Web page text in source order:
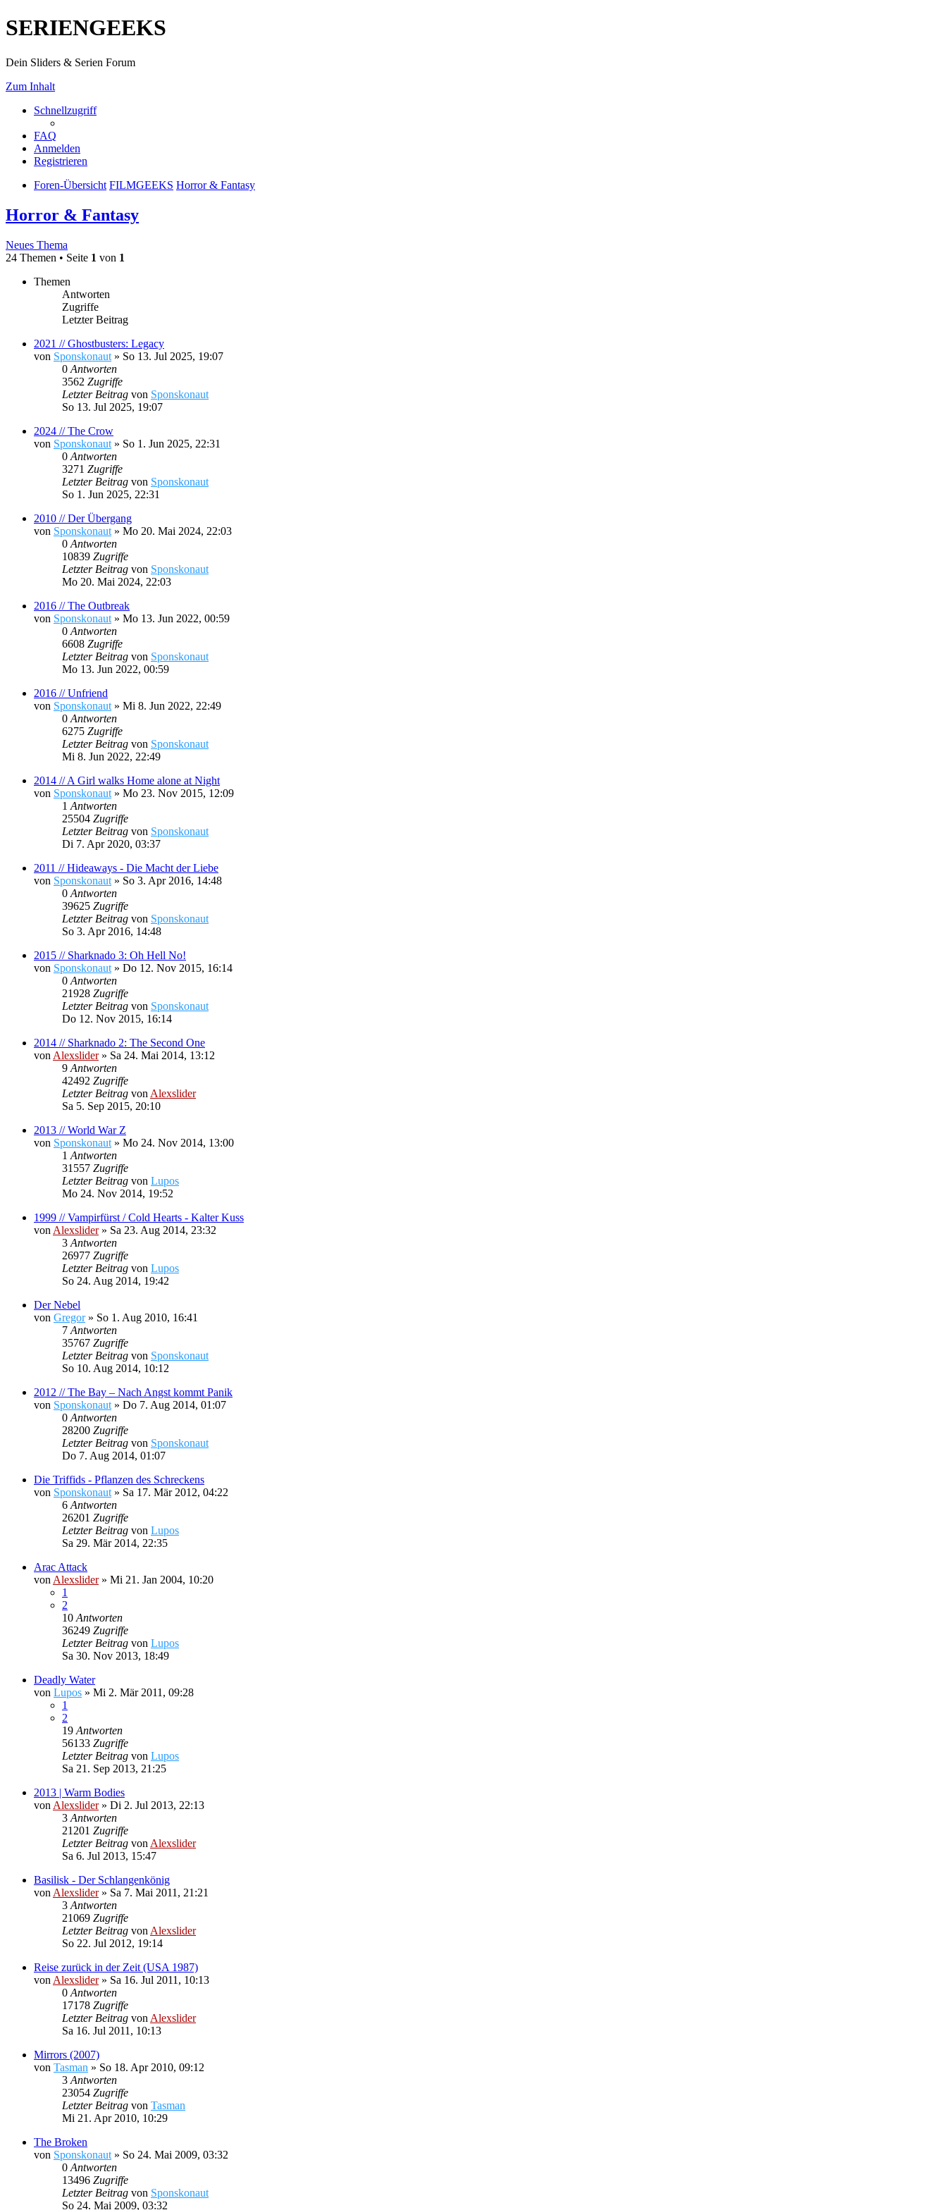
SERIENGEEKS
Dein Sliders & Serien Forum
Zum Inhalt
Schnellzugriff
FAQ
Anmelden
Registrieren
Foren-Übersicht FILMGEEKS Horror & Fantasy
Horror & Fantasy
Neues Thema
24 Themen • Seite 1 von 1
Themen
Antworten
Zugriffe
Letzter Beitrag
2021 // Ghostbusters: Legacy
von Sponskonaut » So 13. Jul 2025, 19:07
0 Antworten
3562 Zugriffe
Letzter Beitrag von Sponskonaut
So 13. Jul 2025, 19:07
2024 // The Crow
von Sponskonaut » So 1. Jun 2025, 22:31
0 Antworten
3271 Zugriffe
Letzter Beitrag von Sponskonaut
So 1. Jun 2025, 22:31
2010 // Der Übergang
von Sponskonaut » Mo 20. Mai 2024, 22:03
0 Antworten
10839 Zugriffe
Letzter Beitrag von Sponskonaut
Mo 20. Mai 2024, 22:03
2016 // The Outbreak
von Sponskonaut » Mo 13. Jun 2022, 00:59
0 Antworten
6608 Zugriffe
Letzter Beitrag von Sponskonaut
Mo 13. Jun 2022, 00:59
2016 // Unfriend
von Sponskonaut » Mi 8. Jun 2022, 22:49
0 Antworten
6275 Zugriffe
Letzter Beitrag von Sponskonaut
Mi 8. Jun 2022, 22:49
2014 // A Girl walks Home alone at Night
von Sponskonaut » Mo 23. Nov 2015, 12:09
1 Antworten
25504 Zugriffe
Letzter Beitrag von Sponskonaut
Di 7. Apr 2020, 03:37
2011 // Hideaways - Die Macht der Liebe
von Sponskonaut » So 3. Apr 2016, 14:48
0 Antworten
39625 Zugriffe
Letzter Beitrag von Sponskonaut
So 3. Apr 2016, 14:48
2015 // Sharknado 3: Oh Hell No!
von Sponskonaut » Do 12. Nov 2015, 16:14
0 Antworten
21928 Zugriffe
Letzter Beitrag von Sponskonaut
Do 12. Nov 2015, 16:14
2014 // Sharknado 2: The Second One
von Alexslider» Sa 24. Mai 2014, 13:12
9 Antworten
42492 Zugriffe
Letzter Beitrag von Alexslider
Sa 5. Sep 2015, 20:10
2013 // World War Z
von Sponskonaut » Mo 24. Nov 2014, 13:00
1 Antworten
31557 Zugriffe
Letzter Beitrag von Lupos
Mo 24. Nov 2014, 19:52
1999 // Vampirfürst / Cold Hearts - Kalter Kuss
von Alexslider» Sa 23. Aug 2014, 23:32
3 Antworten
26977 Zugriffe
Letzter Beitrag von Lupos
So 24. Aug 2014, 19:42
Der Nebel
von Gregor» So 1. Aug 2010, 16:41
7 Antworten
35767 Zugriffe
Letzter Beitrag von Sponskonaut
So 10. Aug 2014, 10:12
2012 // The Bay – Nach Angst kommt Panik
von Sponskonaut » Do 7. Aug 2014, 01:07
0 Antworten
28200 Zugriffe
Letzter Beitrag von Sponskonaut
Do 7. Aug 2014, 01:07
Die Triffids - Pflanzen des Schreckens
von Sponskonaut » Sa 17. Mär 2012, 04:22
6 Antworten
26201 Zugriffe
Letzter Beitrag von Lupos
Sa 29. Mär 2014, 22:35
Arac Attack
von Alexslider» Mi 21. Jan 2004, 10:20
1
2
10 Antworten
36249 Zugriffe
Letzter Beitrag von Lupos
Sa 30. Nov 2013, 18:49
Deadly Water
von Lupos » Mi 2. Mär 2011, 09:28
1
2
19 Antworten
56133 Zugriffe
Letzter Beitrag von Lupos
Sa 21. Sep 2013, 21:25
2013 | Warm Bodies
von Alexslider» Di 2. Jul 2013, 22:13
3 Antworten
21201 Zugriffe
Letzter Beitrag von Alexslider
Sa 6. Jul 2013, 15:47
Basilisk - Der Schlangenkönig
von Alexslider» Sa 7. Mai 2011, 21:21
3 Antworten
21069 Zugriffe
Letzter Beitrag von Alexslider
So 22. Jul 2012, 19:14
Reise zurück in der Zeit (USA 1987)
von Alexslider» Sa 16. Jul 2011, 10:13
0 Antworten
17178 Zugriffe
Letzter Beitrag von Alexslider
Sa 16. Jul 2011, 10:13
Mirrors (2007)
von Tasman » So 18. Apr 2010, 09:12
3 Antworten
23054 Zugriffe
Letzter Beitrag von Tasman
Mi 21. Apr 2010, 10:29
The Broken
von Sponskonaut » So 24. Mai 2009, 03:32
0 Antworten
13496 Zugriffe
Letzter Beitrag von Sponskonaut
So 24. Mai 2009, 03:32